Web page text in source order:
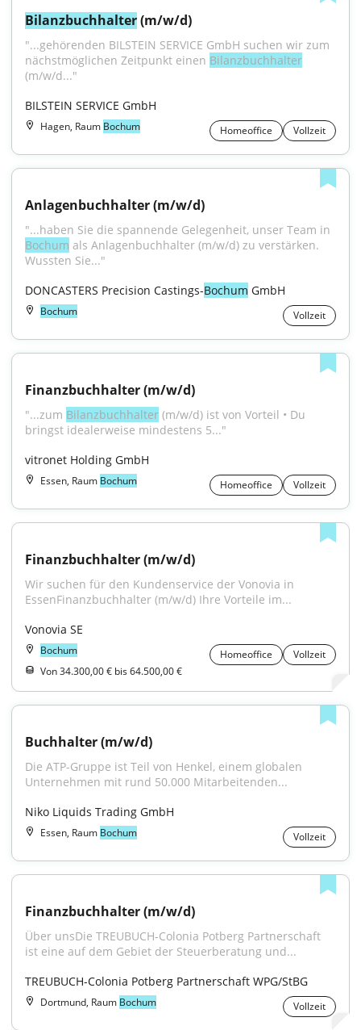
Bilanzbuchhalter (m/w/d)
"...gehörenden BILSTEIN SERVICE GmbH suchen wir zum
nächstmöglichen Zeitpunkt einen Bilanzbuchhalter
(m/w/d..."
BILSTEIN SERVICE GmbH
Hagen, Raum Bochum Homeoffice Vollzeit
Anlagenbuchhalter (m/w/d)
Bochum als Anlagenbuchhalter (m/w/d) zu verstärken.
Wussten Sie..."
DONCASTERS Precision Castings-Bochum GmbH
Bochum Vollzeit
Finanzbuchhalter (m/w/d)
"...zum Bilanzbuchhalter (m/w/d) ist von Vorteil • Du
bringst idealerweise mindestens 5..."
vitronet Holding GmbH
Essen, Raum Bochum Homeoffice Vollzeit
Finanzbuchhalter (m/w/d)
Wir suchen für den Kundenservice der Vonovia in
EssenFinanzbuchhalter (m/w/d) Ihre Vorteile im...
Vonovia SE
Bochum Homeoffice
Vollzeit
Von 34.300,00 € bis 64.500,00 €
Buchhalter (m/w/d)
Die ATP-Gruppe ist Teil von Henkel, einem globalen
Unternehmen mit rund 50.000 Mitarbeitenden...
Niko Liquids Trading GmbH
Essen, Raum Bochum Vollzeit
Finanzbuchhalter (m/w/d)
Über unsDie TREUBUCH-Colonia Potberg Partnerschaft
ist eine auf dem Gebiet der Steuerberatung und...
TREUBUCH-Colonia Potberg Partnerschaft WPG/StBG
Dortmund, Raum Bochum Vollzeit